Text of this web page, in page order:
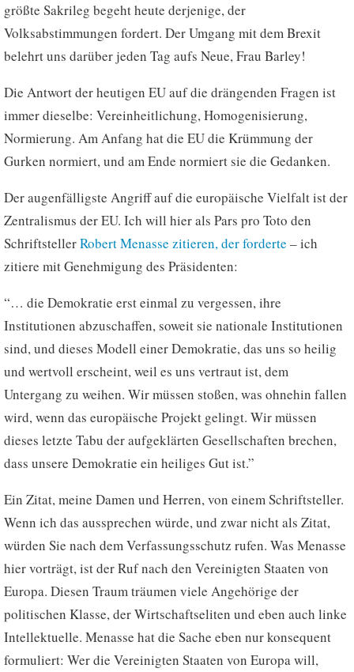
größte Sakrileg begeht heute derjenige, der
Volksabstimmungen fordert. Der Umgang mit dem Brexit
belehrt uns darüber jeden Tag aufs Neue, Frau Barley!
Die Antwort der heutigen EU auf die drängenden Fragen ist
immer dieselbe: Vereinheitlichung, Homogenisierung,
Normierung. Am Anfang hat die EU die Krümmung der
Gurken normiert, und am Ende normiert sie die Gedanken.
Der augenfälligste Angriff auf die europäische Vielfalt ist der
Zentralismus der EU. Ich will hier als Pars pro Toto den
SchriftstellerRobert Menasse zitieren, der forderte – ich
zitiere mit Genehmigung des Präsidenten:
“… die Demokratie erst einmal zu vergessen, ihre
Institutionen abzuschaffen, soweit sie nationale Institutionen
sind, und dieses Modell einer Demokratie, das uns so heilig
und wertvoll erscheint, weil es uns vertraut ist, dem
Untergang zu weihen. Wir müssen stoßen, was ohnehin fallen
wird, wenn das europäische Projekt gelingt. Wir müssen
dieses letzte Tabu der aufgeklärten Gesellschaften brechen,
dass unsere Demokratie ein heiliges Gut ist.”
Ein Zitat, meine Damen und Herren, von einem Schriftsteller.
Wenn ich das aussprechen würde, und zwar nicht als Zitat,
würden Sie nach dem Verfassungsschutz rufen. Was Menasse
hier vorträgt, ist der Ruf nach den Vereinigten Staaten von
Europa. Diesen Traum träumen viele Angehörige der
politischen Klasse, der Wirtschaftseliten und eben auch linke
Intellektuelle. Menasse hat die Sache eben nur konsequent
formuliert: Wer die Vereinigten Staaten von Europa will,